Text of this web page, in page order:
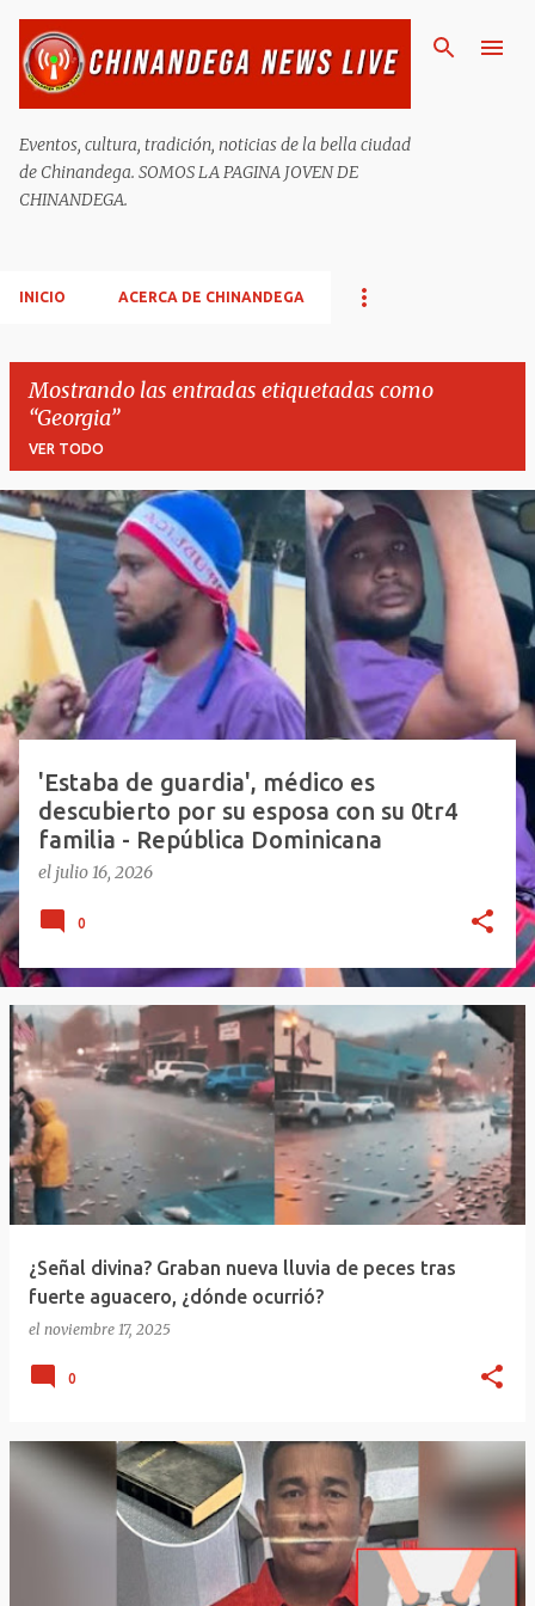
Eventos, cultura, tradición, noticias de la bella ciudad
de Chinandega. SOMOS LA PAGINA JOVEN DE
CHINANDEGA.
INICIO ACERCA DE CHINANDEGA
Mostrando las entradas etiquetadas como
Georgia
VER TODO
E
d
a
s
'Estaba de guardia', médico es
descubierto por su esposa con su 0tr4
familia - República Dominicana
el julio 16, 2026
0
¿Señal divina? Graban nueva lluvia de peces tras
fuerte aguacero, ¿dónde ocurrió?
el noviembre 17, 2025
0